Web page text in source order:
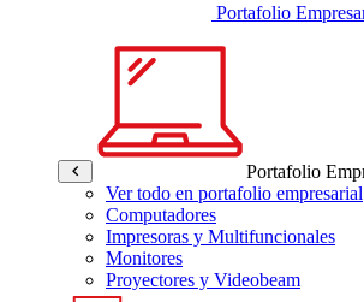
Portafolio
Portafolio
Ver todo en portafolio empresarial
Computadores
Impresoras y Multifuncionales
Monitores
Proyectores y Videobeam